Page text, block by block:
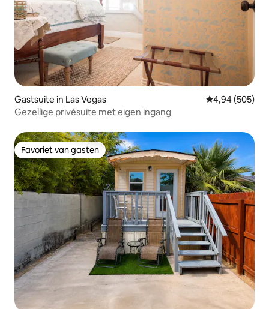
Gastsuite in Las Vegas Gemiddelde
4,94 (505)
Gezellige privésuite met eigen ingang
Favoriet van gasten
Favoriet van gasten